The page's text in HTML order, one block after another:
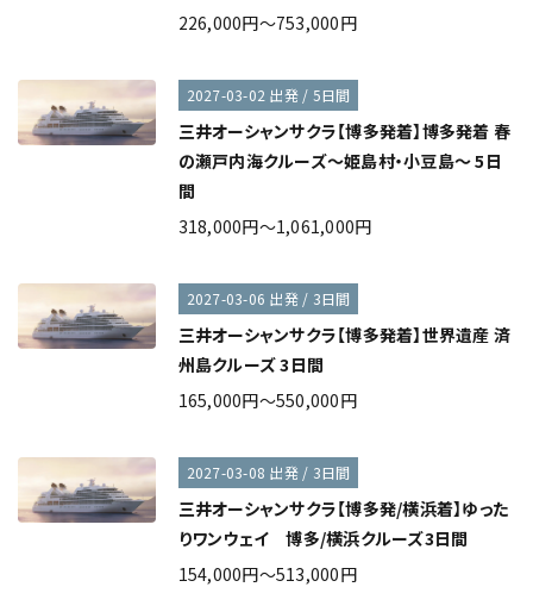
226,000円～753,000円
2027-03-02 出発 / 5日間
三井オーシャンサクラ【博多発着】博多発着 春
の瀬戸内海クルーズ～姫島村・小豆島～ 5日
間
318,000円～1,061,000円
2027-03-06 出発 / 3日間
三井オーシャンサクラ【博多発着】世界遺産 済
州島クルーズ 3日間
165,000円～550,000円
2027-03-08 出発 / 3日間
三井オーシャンサクラ【博多発/横浜着】ゆった
りワンウェイ 博多/横浜クルーズ3日間
154,000円～513,000円